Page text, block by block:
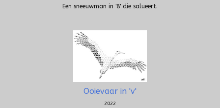
Een sneeuwman in '8' die salueert.
Ooievaar in 'v'
2022